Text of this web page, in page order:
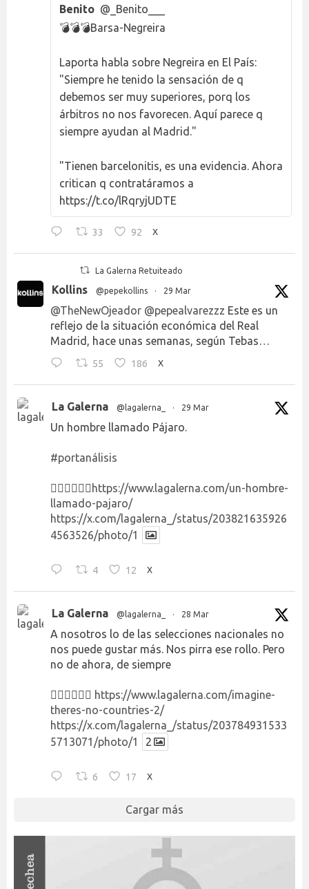
Benito @_Benito___
💣💣💣Barsa-Negreira
Laporta habla sobre Negreira en El País:
"Siempre he tenido la sensación de q
debemos ser muy superiores, porq los
árbitros no nos favorecen. Aquí parece q
siempre ayudan al Madrid."
"Tienen barcelonitis, es una evidencia. Ahora
critican q contratáramos a
https://t.co/lRqryjUDTE
33 92 X
La Galerna Retuiteado
Kollins @pepekollins · 29 Mar
@TheNewOjeador @pepealvarezzz Este es un
reflejo de la situación económica del Real
Madrid, hace unas semanas, según Tebas…
55 186 X
La Galerna @lagalerna_ · 29 Mar
Un hombre llamado Pájaro.
#portanálisis
👉🏻👉🏻👉🏻 https://www.lagalerna.com/un-hombre-
llamado-pajaro/
https://x.com/lagalerna_/status/203821635926
4563526/photo/1
4 12 X
La Galerna @lagalerna_ · 28 Mar
A nosotros lo de las selecciones nacionales no
nos puede gustar más. Nos pirra ese rollo. Pero
no de ahora, de siempre
👉🏻👉🏻👉🏻 https://www.lagalerna.com/imagine-
theres-no-countries-2/
https://x.com/lagalerna_/status/203784931533
5713071/photo/1
2
6 17 X
Cargar más